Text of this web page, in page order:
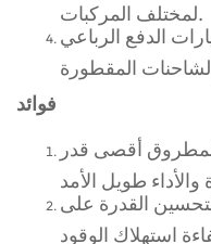
الدفع الرباعي
فوائد
المطروق أقصى قدر
القدرة على